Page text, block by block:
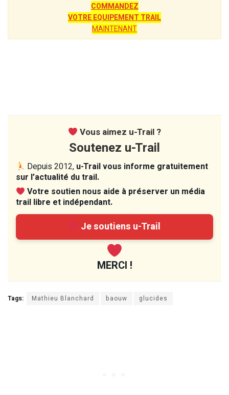
COMMANDEZ
VOTRE EQUIPEMENT TRAIL
MAINTENANT
Vous aimez u-Trail ?
Soutenez u-Trail
Depuis 2012, u-Trail vous informe gratuitement
sur l’actualité du trail.
Votre soutien nous aide à préserver un média
trail libre et indépendant.
Je soutiens u-Trail
MERCI !
Tags: Mathieu Blanchard baouw glucides